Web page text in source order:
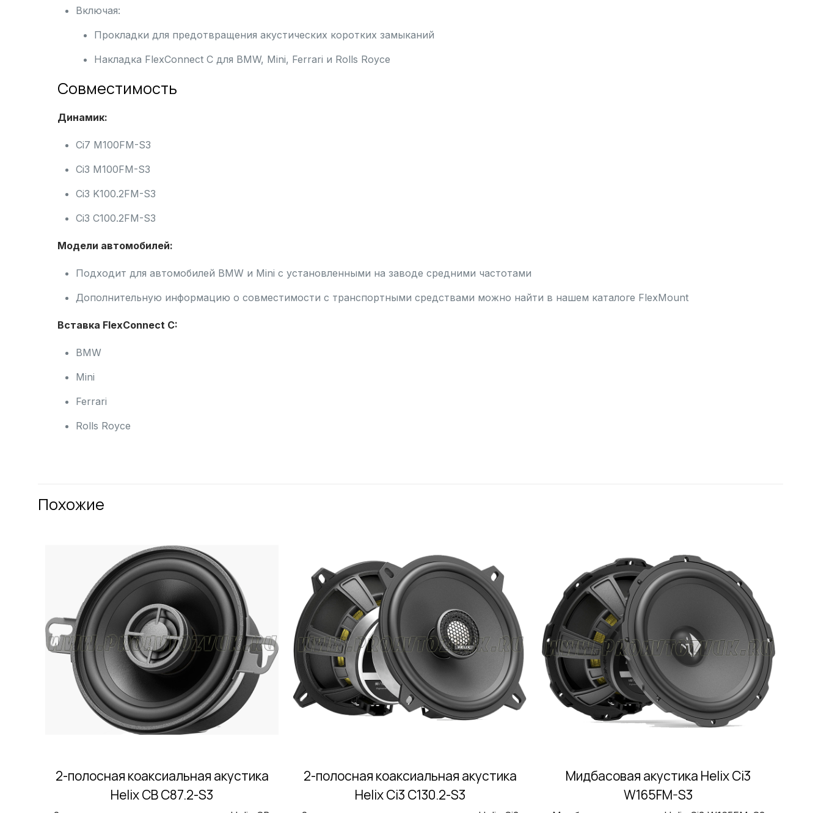
Включая:
Прокладки для предотвращения акустических коротких замыканий
Накладка FlexConnect C для BMW, Mini, Ferrari и Rolls Royce
Совместимость
Динамик:
Ci7 M100FM-S3
Ci3 M100FM-S3
Ci3 K100.2FM-S3
Ci3 C100.2FM-S3
Модели автомобилей:
Подходит для автомобилей BMW и Mini с установленными на заводе средними частотами
Дополнительную информацию о совместимости с транспортными средствами можно найти в нашем каталоге FlexMount
Вставка FlexConnect C:
BMW
Mini
Ferrari
Rolls Royce
Похожие
2-полосная коаксиальная акустика
Helix CB C87.2-S3
2-полосная коаксиальная акустика
Helix Ci3 C130.2-S3
Мидбасовая акустика Helix Ci3
W165FM-S3